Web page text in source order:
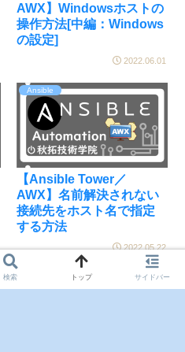
AWX】Windowsホストの
操作方法[中編：Windows
の設定]
2022.06.01
Ansible
【Ansible Tower／
AWX】名前解決されない
接続先をホスト名で指定
する方法
2022.05.22
検索 トップ サイドバー